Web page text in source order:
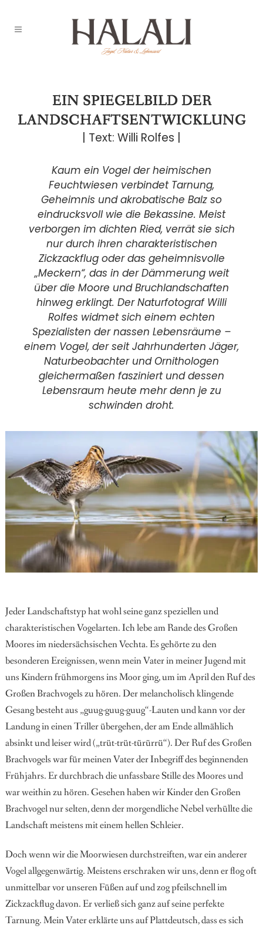
EIN SPIEGELBILD DER
LANDSCHAFTSENTWICKLUNG
| Text: Willi Rolfes |
Kaum ein Vogel der heimischen
Feuchtwiesen verbindet Tarnung,
Geheimnis und akrobatische Balz so
eindrucksvoll wie die Bekassine. Meist
verborgen im dichten Ried, verrät sie sich
nur durch ihren charakteristischen
Zickzackflug oder das geheimnisvolle
„Meckern“, das in der Dämmerung weit
über die Moore und Bruchlandschaften
hinweg erklingt. Der Naturfotograf Willi
Rolfes widmet sich einem echten
Spezialisten der nassen Lebensräume –
einem Vogel, der seit Jahrhunderten Jäger,
Naturbeobachter und Ornithologen
gleichermaßen fasziniert und dessen
Lebensraum heute mehr denn je zu
schwinden droht.
Jeder Landschaftstyp hat wohl seine ganz speziellen und
charakteristischen Vogelarten. Ich lebe am Rande des Großen
Moores im niedersächsischen Vechta. Es gehörte zu den
besonderen Ereignissen, wenn mein Vater in meiner Jugend mit
uns Kindern frühmorgens ins Moor ging, um im April den Ruf des
Großen Brachvogels zu hören. Der melancholisch klingende
Gesang besteht aus „guug-guug-guug“-Lauten und kann vor der
Landung in einen Triller übergehen, der am Ende allmählich
absinkt und leiser wird („trüt-trüt-türürrü“). Der Ruf des Großen
Brachvogels war für meinen Vater der Inbegriff des beginnenden
Frühjahrs. Er durchbrach die unfassbare Stille des Moores und
war weithin zu hören. Gesehen haben wir Kinder den Großen
Brachvogel nur selten, denn der morgendliche Nebel verhüllte die
Landschaft meistens mit einem hellen Schleier.
Doch wenn wir die Moorwiesen durchstreiften, war ein anderer
Vogel allgegenwärtig. Meistens erschraken wir uns, denn er flog oft
unmittelbar vor unseren Füßen auf und zog pfeilschnell im
Zickzackflug davon. Er verließ sich ganz auf seine perfekte
Tarnung. Mein Vater erklärte uns auf Plattdeutsch, dass es sich